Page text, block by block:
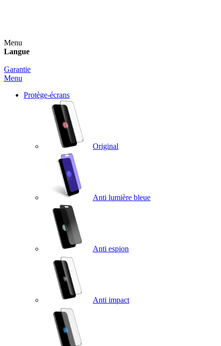
Menu
Langue
Garantie
Menu
Protège-écrans
Original
Anti lumière bleue
Anti espion
Anti impact